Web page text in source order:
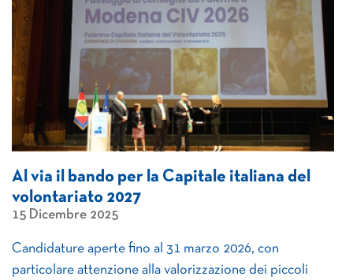
Al via il bando per la Capitale italiana del
volontariato 2027
15 Dicembre 2025
Candidature aperte fino al 31 marzo 2026, con
particolare attenzione alla valorizzazione dei piccoli